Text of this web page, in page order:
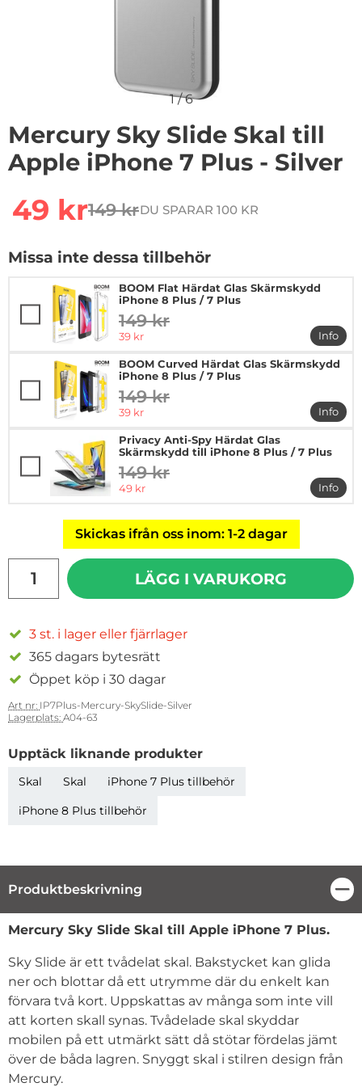
1/6
Mercury Sky Slide Skal till
Apple iPhone 7 Plus - Silver
rea pris
49 krtidigare pris
149 krDU SPARAR 100 KR
Missa inte dessa tillbehör
BOOM Flat Härdat Glas Skärmskydd
iPhone 8 Plus / 7 Plus
tidigare pris
149 kr
rea pris
39 kr
Info
mer
BOOM Curved Härdat Glas Skärmskydd
iPhone 8 Plus / 7 Plus
tidigare pris
149 kr
rea pris
39 kr
Info
mer
Privacy Anti-Spy Härdat Glas
Skärmskydd till iPhone 8 Plus / 7 Plus
tidigare pris
149 kr
rea pris
49 kr
Info
mer
Skickas ifrån oss inom: 1-2 dagar
LÄGG I VARUKORG
3 st. i lager eller fjärrlager
365 dagars bytesrätt
Öppet köp i 30 dagar
Art nr: IP7Plus-Mercury-SkySlide-Silver
Lagerplats: A04-63
Upptäck liknande produkter
Skal Skal
iPhone 7 Plus tillbehör
iPhone 8 Plus tillbehör
Produktbeskrivning
Produktbeskrivning
Mercury Sky Slide Skal till Apple iPhone 7 Plus.
Sky Slide är ett tvådelat skal. Bakstycket kan glida
ner och blottar då ett utrymme där du enkelt kan
förvara två kort. Uppskattas av många som inte vill
att korten skall synas. Tvådelade skal skyddar
mobilen på ett utmärkt sätt då stötar fördelas jämt
över de båda lagren. Snyggt skal i stilren design från
Mercury.